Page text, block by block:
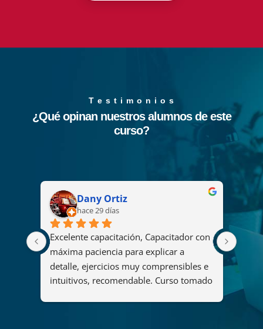
T e s t i m o n i o s
¿Qué opinan nuestros alumnos de este
curso?
Dany Ortiz
hace 29 días
Excelente capacitación, Capacitador con
máxima paciencia para explicar a
detalle, ejercicios muy comprensibles e
intuitivos, recomendable. Curso tomado
El